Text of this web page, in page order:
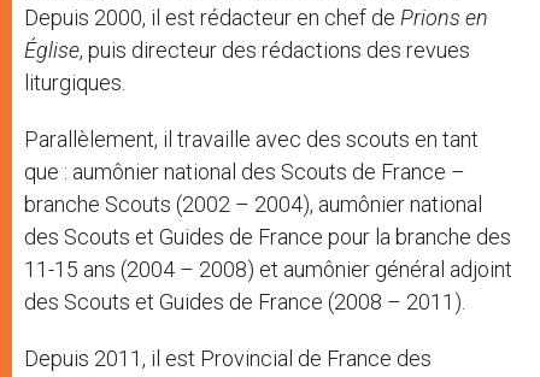
Depuis 2000, il est rédacteur en chef de Prions en
Église, puis directeur des rédactions des revues
liturgiques.
Parallèlement, il travaille avec des scouts en tant
que : aumônier national des Scouts de France –
branche Scouts (2002 – 2004), aumônier national
des Scouts et Guides de France pour la branche des
11-15 ans (2004 – 2008) et aumônier général adjoint
des Scouts et Guides de France (2008 – 2011).
Depuis 2011, il est Provincial de France des